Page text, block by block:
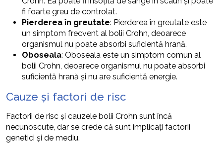
fi foarte greu de controlat.
Pierderea în greutate: Pierderea în greutate este
un simptom frecvent al bolii Crohn, deoarece
organismul nu poate absorbi suficientă hrană.
Oboseala: Oboseala este un simptom comun al
bolii Crohn, deoarece organismul nu poate absorbi
suficientă hrană și nu are suficientă energie.
Cauze și factori de risc
Factorii de risc și cauzele bolii Crohn sunt încă
necunoscute, dar se crede că sunt implicați factorii
genetici și de mediu.